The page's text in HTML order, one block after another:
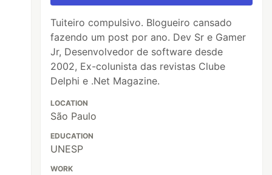
Tuiteiro compulsivo. Blogueiro cansado
fazendo um post por ano. Dev Sr e Gamer
Jr, Desenvolvedor de software desde
2002, Ex-colunista das revistas Clube
Delphi e .Net Magazine.
LOCATION
São Paulo
EDUCATION
UNESP
WORK